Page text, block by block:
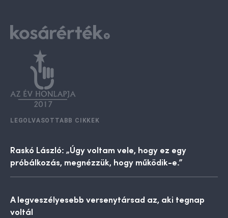
LEGOLVASOTTABB CIKKEK
Raskó László: „Úgy voltam vele, hogy ez egy
próbálkozás, megnézzük, hogy működik-e.”
A legveszélyesebb versenytársad az, aki tegnap
voltál